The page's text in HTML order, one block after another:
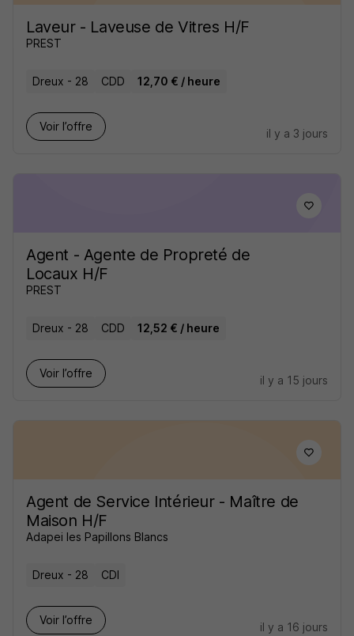
Laveur - Laveuse de Vitres H/F
PREST
Dreux - 28 CDD 12,70 € / heure
Voir l’offre
il y a 3 jours
Agent - Agente de Propreté de
Locaux H/F
PREST
Dreux - 28 CDD 12,52 € / heure
Voir l’offre
il y a 15 jours
Agent de Service Intérieur - Maître de
Maison H/F
Adapei les Papillons Blancs
Dreux - 28 CDI
Voir l’offre
il y a 16 jours